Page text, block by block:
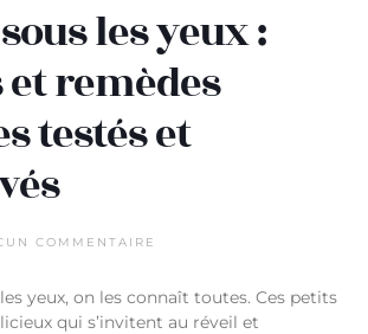
les yeux :
et remèdes
testés et
COMMENTAIRE
yeux, on les connaît toutes. Ces petits
qui s’invitent au réveil et